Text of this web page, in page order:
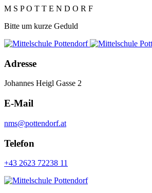
M S PO T T E N D O R F
Bitte um kurze Geduld
Adresse
Johannes Heigl Gasse 2
E-Mail
nms@pottendorf.at
Telefon
+43 2623 72238 11